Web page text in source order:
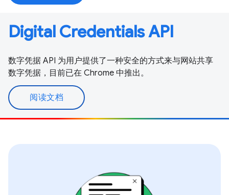
Digital Credentials API
数字凭据 API 为用户提供了一种安全的方式来与网站共享
数字凭据，目前已在 Chrome 中推出。
阅读文档